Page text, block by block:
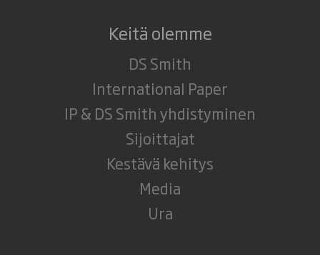
Keitä olemme
DS Smith
International Paper
IP & DS Smith yhdistyminen
Sijoittajat
Kestävä kehitys
Media
Ura